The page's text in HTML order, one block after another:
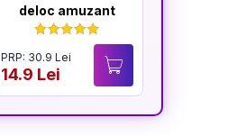
deloc amuzant
PRP: 30.9 Lei
14.9 Lei